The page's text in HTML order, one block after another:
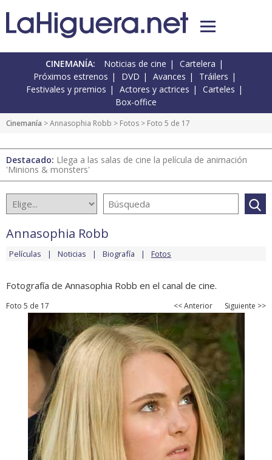
CINEMANÍA: Noticias de cine
Cartelera
Próximos estrenos
DVD Avances
Tráilers
Festivales y premios
Actores y actrices
Carteles
Box-office
Cinemanía >Annasophia Robb > Fotos > Foto 5 de 17
Destacado: Llega a las salas de cine la película de animación
'Minions & monsters'
Annasophia Robb
Películas Noticias Biografía Fotos
Fotografía de Annasophia Robb en el canal de cine.
Foto 5 de 17 << Anterior Siguiente >>